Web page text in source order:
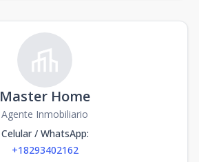
Master Home
Agente Inmobiliario
Celular / WhatsApp:
+18293402162